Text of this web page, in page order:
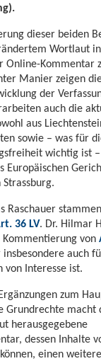
dieser beiden
Wortlaut
Online-Kommentar
Manier zeigen
der
auch die
aus
sowie – was für
wichtig ist
Europäischen
Raschauer
36 LV. Dr. Hilmar
von
auch
von Interesse ist.
zum
Grundrechte macht
herausgegebene
dessen Inhalte
einen